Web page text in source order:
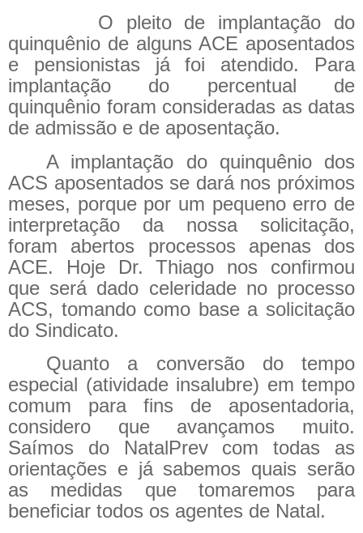
O pleito de implantação do
quinquênio de alguns ACE aposentados
e pensionistas já foi atendido. Para
implantação do percentual de
quinquênio foram consideradas as datas
de admissão e de aposentação.
A implantação do quinquênio dos
ACS aposentados se dará nos próximos
meses, porque por um pequeno erro de
interpretação da nossa solicitação,
foram abertos processos apenas dos
ACE. Hoje Dr. Thiago nos confirmou
que será dado celeridade no processo
ACS, tomando como base a solicitação
do Sindicato.
Quanto a conversão do tempo
especial (atividade insalubre) em tempo
comum para fins de aposentadoria,
considero que avançamos muito.
Saímos do NatalPrev com todas as
orientações e já sabemos quais serão
as medidas que tomaremos para
beneficiar todos os agentes de Natal.